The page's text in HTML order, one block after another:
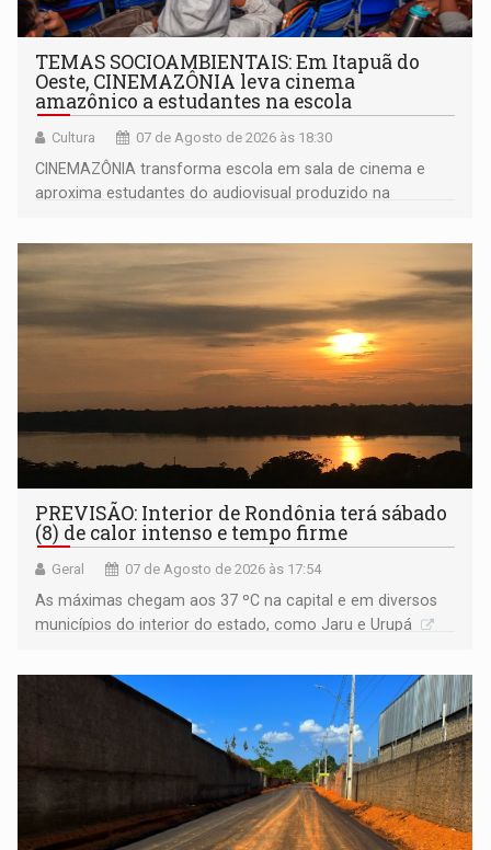
TEMAS SOCIOAMBIENTAIS: Em Itapuã do
Oeste, CINEMAZÔNIA leva cinema
amazônico a estudantes na escola
Cultura 07 de Agosto de 2026 às 18:30
CINEMAZÔNIA transforma escola em sala de cinema e
aproxima estudantes do audiovisual produzido na
PREVISÃO: Interior de Rondônia terá sábado
(8) de calor intenso e tempo firme
Geral 07 de Agosto de 2026 às 17:54
As máximas chegam aos 37 ºC na capital e em diversos
municípios do interior do estado, como Jaru e Urupá